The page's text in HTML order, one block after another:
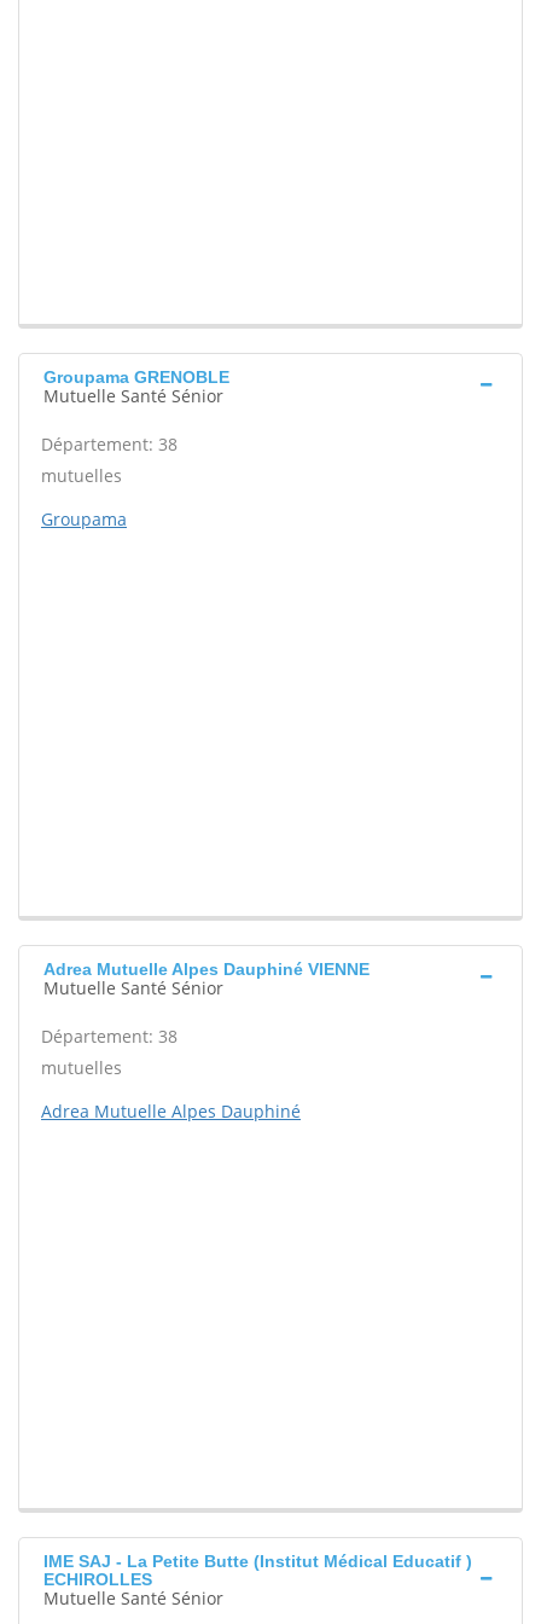
Groupama GRENOBLE
Mutuelle Santé Sénior
Département: 38
mutuelles
Groupama
Adrea Mutuelle Alpes Dauphiné VIENNE
Mutuelle Santé Sénior
Département: 38
mutuelles
Adrea Mutuelle Alpes Dauphiné
IME SAJ - La Petite Butte (Institut Médical Educatif )
ECHIROLLES
Mutuelle Santé Sénior